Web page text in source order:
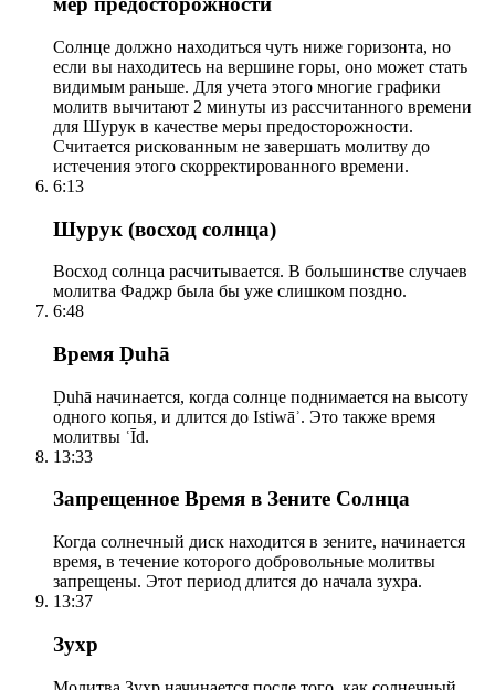
Солнце должно находиться чуть ниже горизонта, но
если вы находитесь на вершине горы, оно может стать
видимым раньше. Для учета этого многие графики
молитв вычитают 2 минуты из рассчитанного времени
для Шурук в качестве меры предосторожности.
Считается рискованным не завершать молитву до
истечения этого скорректированного времени.
6:13
Шурук (восход солнца)
Восход солнца расчитывается. В большинстве случаев
молитва Фаджр была бы уже слишком поздно.
6:48
Время Ḍuhā
Ḍuhā начинается, когда солнце поднимается на высоту
одного копья, и длится до Istiwāʾ. Это также время
молитвы ʿĪd.
13:33
Запрещенное Время в Зените Солнца
Когда солнечный диск находится в зените, начинается
время, в течение которого добровольные молитвы
запрещены. Этот период длится до начала зухра.
13:37
Зухр